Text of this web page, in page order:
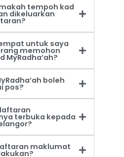
tempoh kad
dikeluarkan
untuk saya
memohon
MyRadha’ah?
boleh
pos?
terbuka kepada
maklumat